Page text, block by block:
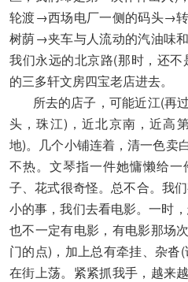
轮渡→西场电厂一侧的码头→
树荫→夹车与人流动的汽油味
我们永远的北京路(那时，还
的三多轩文房四宝老店进去。
所去的店子，可能近江(再
头，珠江)，近北京南，近高
地)。几个小铺连着，清一色卖
不热。文琴指一件她慵懒给
子、花式很奇怪。总不合。我
小的事，我们去看电影。一时
也不一定有电影，有电影那场
门的点)，加上总有牵挂、杂沓
在街上荡。紧紧抓我手，越来